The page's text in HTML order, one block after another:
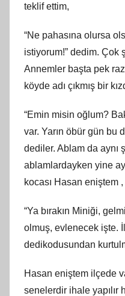
teklif ettim,
“Ne pahasına olursa
istiyorum!” dedim. Çok
Annemler başta pek
köyde adı çıkmış bir
“Emin misin oğlum?
var. Yarın öbür gün bu
dediler. Ablam da aynı
ablamlardayken yine
kocası Hasan eniştem ,
“Ya bırakın Miniği,
olmuş, evlenecek işte.
dedikodusundan
Hasan eniştem ilçede
senelerdir ihale yapılır